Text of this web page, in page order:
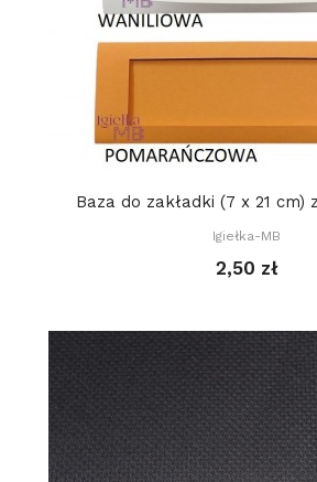
Baza do zakładki (7 x 21 cm)
Igiełka-MB
2,50 zł